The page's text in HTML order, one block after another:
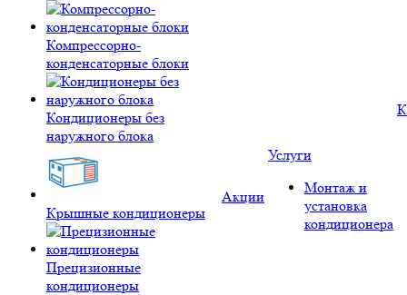
Компрессорно-
конденсаторные блоки
Кондиционеры без
наружного блока
Крышные кондиционеры
Прецизионные
кондиционеры
Акции
Услуги
Монтаж и
установка
кондиционера